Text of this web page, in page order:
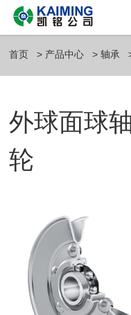
首页 产品中心 轴承
外球面球
轮